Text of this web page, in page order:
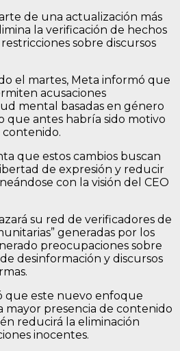
de una actualización más
la verificación de hechos
sobre discursos
el martes, Meta informó que
acusaciones
mental basadas en género
que antes habría sido motivo
contenido.
que estos cambios buscan
de expresión y reducir
con la visión del CEO
su red de verificadores de
generadas por los
preocupaciones sobre
desinformación y discursos
que este nuevo enfoque
presencia de contenido
reducirá la eliminación
inocentes.